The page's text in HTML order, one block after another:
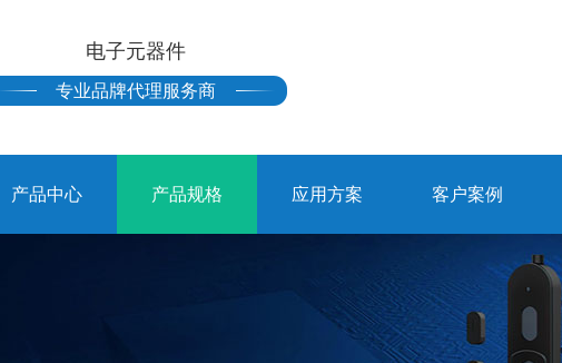
电子元器件
专业品牌代理服务商
产品中心 产品规格 应用方案 客户案例